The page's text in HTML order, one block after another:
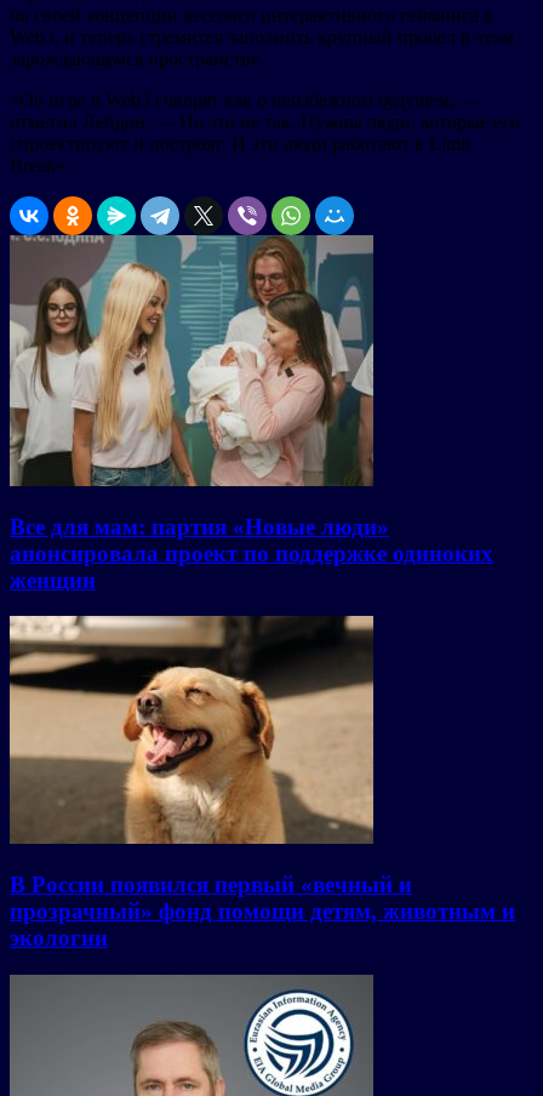
на своей концепции веселого интерактивного гейминга в
Web3, и теперь стремится заполнить крупный пробел в этом
зарождающемся пространстве.
«Об игре в Web3 говорят как о неизбежном будущем, —
отметил Лейдон. — Но это не так. Нужны люди, которые его
спроектируют и построят. И эти люди работают в Limit
Break».
Все для мам: партия «Новые люди»
анонсировала проект по поддержке одиноких
женщин
В России появился первый «вечный и
прозрачный» фонд помощи детям, животным и
экологии